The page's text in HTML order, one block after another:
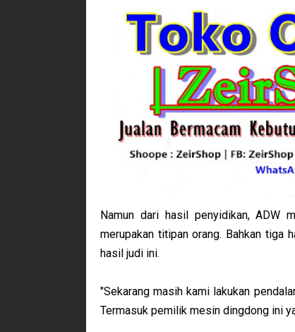
Namun dari hasil penyidikan, ADW
merupakan titipan orang. Bahkan tiga
hasil judi ini.
"Sekarang masih kami lakukan
Termasuk pemilik mesin dingdong ini